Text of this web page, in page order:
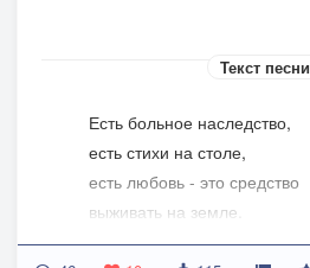
Текст песни
Есть больное наследство,
есть стихи на столе,
есть любовь - это средство
выживать на земле.
Выживать, не старея,